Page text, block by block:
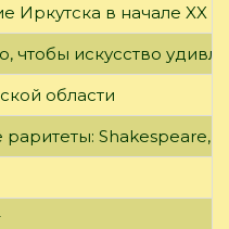
Иркутска в начале XX
чтобы искусство
области
Shakespeare,